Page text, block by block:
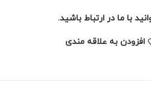
با ما در ارتباط باشید.
افزودن به علاقه مندی